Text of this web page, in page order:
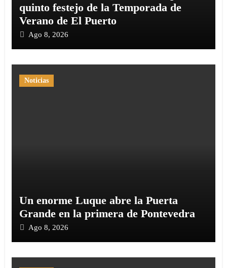
quinto festejo de la Temporada de
Verano de El Puerto
Ago 8, 2026
Noticias
Un enorme Luque abre la Puerta
Grande en la primera de Pontevedra
Ago 8, 2026